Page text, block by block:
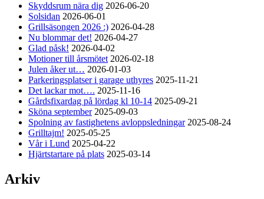
Skyddsrum nära dig 2026-06-20
Solsidan 2026-06-01
Grillsäsongen 2026 :) 2026-04-28
Nu blommar det! 2026-04-27
Glad påsk! 2026-04-02
Motioner till årsmötet 2026-02-18
Julen åker ut… 2026-01-03
Parkeringsplatser i garage uthyres 2025-11-21
Det lackar mot…. 2025-11-16
Gårdsfixardag på lördag kl 10-14 2025-09-21
Sköna september 2025-09-03
Spolning av fastighetens avloppsledningar 2025-08-24
Grilltajm! 2025-05-25
Vår i Lund 2025-04-22
Hjärtstartare på plats 2025-03-14
Arkiv